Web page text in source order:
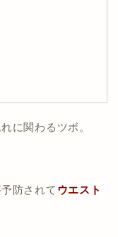
に関わるツボ。
防されて ウエスト